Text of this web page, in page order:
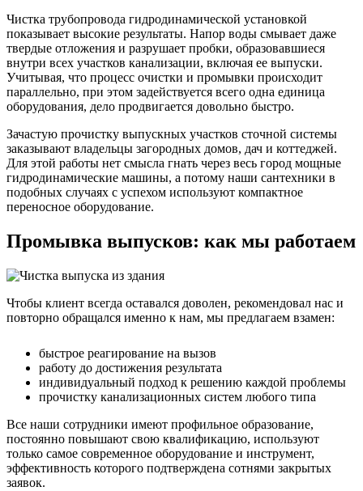
Чистка трубопровода гидродинамической установкой
показывает высокие результаты. Напор воды смывает даже
твердые отложения и разрушает пробки, образовавшиеся
внутри всех участков канализации, включая ее выпуски.
Учитывая, что процесс очистки и промывки происходит
параллельно, при этом задействуется всего одна единица
оборудования, дело продвигается довольно быстро.
Зачастую прочистку выпускных участков сточной системы
заказывают владельцы загородных домов, дач и коттеджей.
Для этой работы нет смысла гнать через весь город мощные
гидродинамические машины, а потому наши сантехники в
подобных случаях с успехом используют компактное
переносное оборудование.
Промывка выпусков: как мы работаем
Чтобы клиент всегда оставался доволен, рекомендовал нас и
повторно обращался именно к нам, мы предлагаем взамен:
быстрое реагирование на вызов
работу до достижения результата
индивидуальный подход к решению каждой проблемы
прочистку канализационных систем любого типа
Все наши сотрудники имеют профильное образование,
постоянно повышают свою квалификацию, используют
только самое современное оборудование и инструмент,
эффективность которого подтверждена сотнями закрытых
заявок.